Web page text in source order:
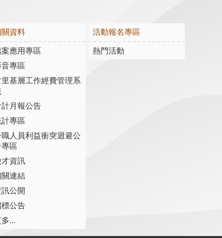
關資料
案應用專區
專區
里基層工作經費管理系
計月報公告
專區
職人員利益衝突迴避公
區
才資訊
關連結
公開
標公告
...
活動報名專區
熱門活動